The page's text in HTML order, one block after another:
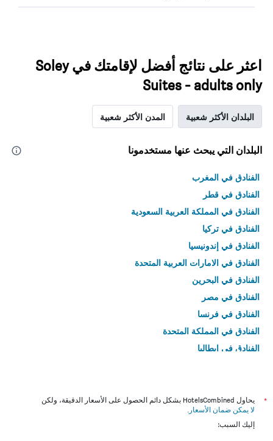
اعثر على نتائج أفضل لإقامتك في Soley
Suites - adults only
البلدان الأكثر شعبية المدن الأكثر شعبية
البلدان التي يبحث عنها مستخدمونا
الفنادق في المغرب
الفنادق في قطر
الفنادق في المملكة العربية السعودية
الفنادق في تركيا
الفنادق في إندونيسيا
الفنادق في الامارات العربية المتحدة
الفنادق في البحرين
الفنادق في مصر
الفنادق في فرنسا
الفنادق في المملكة المتحدة
الفنادق في إيطاليا
*
يحاول HotelsCombined بشكل دائم الحصول على الأسعار الدقيقة، ولكن
لا يمكن ضمان الأسعار .
إليك السبب: